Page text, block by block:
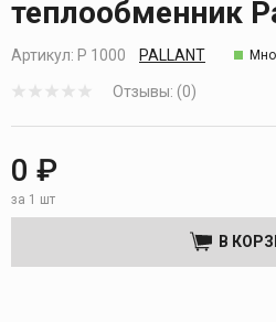
теплообменник
Артикул: P 1000 PALLANT
Отзывы: (0)
0 ₽
за 1 шт
В